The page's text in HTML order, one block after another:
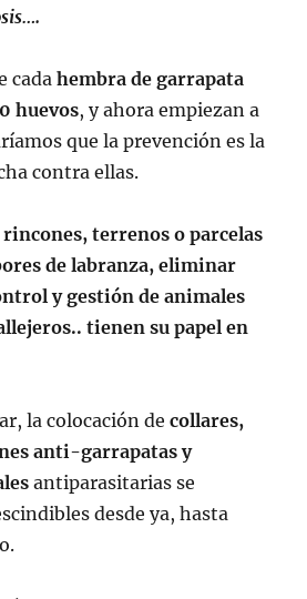
cadahembra de garrapata
huevos, y ahora empiezan a
que la prevención es la
contra ellas.
terrenos o parcelas
de labranza, eliminar
y gestión de animales
tienen su papel en
la colocación decollares,
anti-garrapatas y
antiparasitarias se
desde ya, hasta